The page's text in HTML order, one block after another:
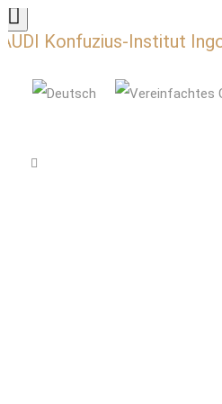
AUDI Konfuzius-Institut